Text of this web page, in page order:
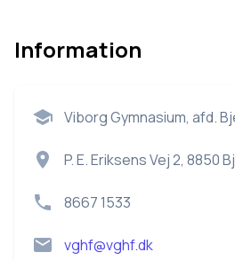
Information
Viborg Gymnasium, afd.
P. E. Eriksens Vej 2, 8850
8667 1533
vghf@vghf.dk